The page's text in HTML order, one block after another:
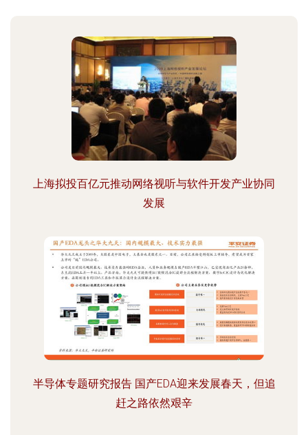
上海拟投百亿元推动网络视听与软件开发产业协同
发展
半导体专题研究报告 国产EDA迎来发展春天，但追
赶之路依然艰辛